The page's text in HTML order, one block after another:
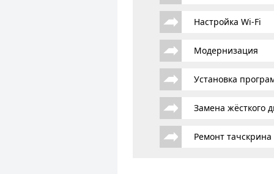
Настройка Wi-Fi
Модернизация
Установка
Замена жёсткого
Ремонт тачскрина